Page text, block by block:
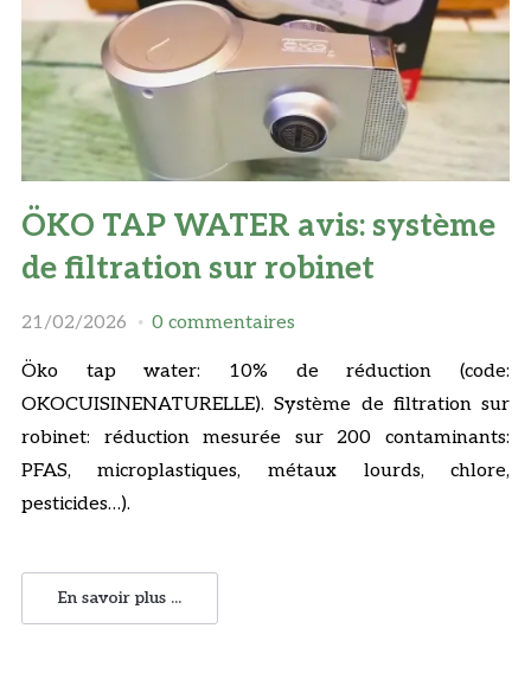
ÖKO TAP WATER avis: système
de filtration sur robinet
21/02/2026 0 commentaires
Öko tap water: 10% de réduction (code:
OKOCUISINENATURELLE). Système de filtration sur
robinet: réduction mesurée sur 200 contaminants:
PFAS, microplastiques, métaux lourds, chlore,
pesticides…).
En savoir plus ...